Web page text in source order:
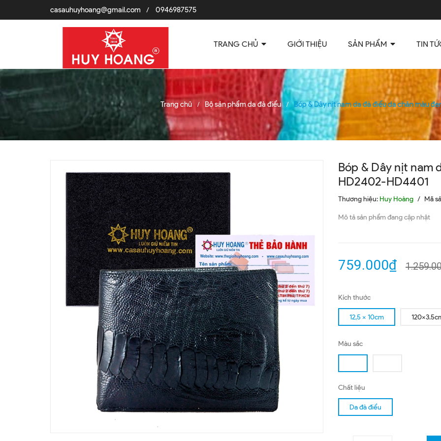
casauhuyhoang@gmail.com / 0946987575
TRANG CHỦ GIỚI THIỆU SẢN PHẨM TIN
Trang chủ / Bộ sản phẩm da đà điểu / Bóp & Dây nịt nam da đà điểu da chân màu
Bóp & Dây nịt nam
HD2402-HD4401
Thương hiệu: Huy Hoàng / Mã
Mô tả sản phẩm đang cập nhật
759.000₫
Kích thước
12,5 x 10cm
Màu sắc
Chất liệu
Da đà điểu